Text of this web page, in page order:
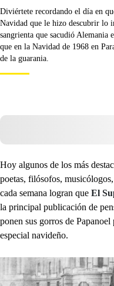
Diviértete recordando el día en
Navidad que le hizo descubrir lo
sangrienta que sacudió
que en la Navidad de 1968 en
de la guarania.
Hoy algunos de los más
poetas, filósofos,
cada semana logran que El
la principal publicación de
ponen sus gorros de Papanoel
especial navideño.